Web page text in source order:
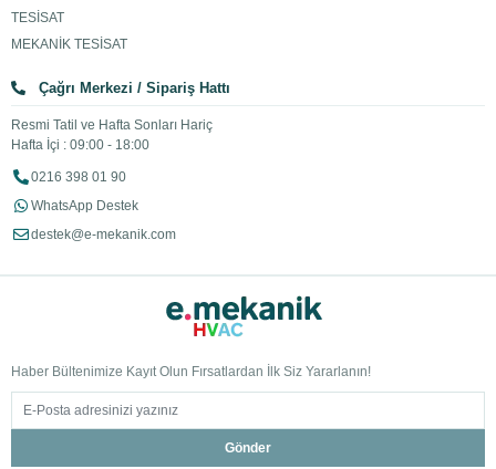
TESİSAT
MEKANİK TESİSAT
Çağrı Merkezi / Sipariş Hattı
Resmi Tatil ve Hafta Sonları Hariç
Hafta İçi : 09:00 - 18:00
0216 398 01 90
WhatsApp Destek
destek@e-mekanik.com
Haber Bültenimize Kayıt Olun Fırsatlardan İlk Siz Yararlanın!
Gönder